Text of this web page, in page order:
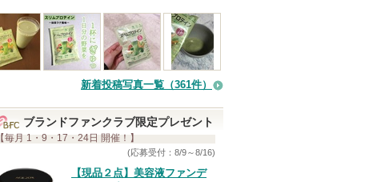
登
録
さ
れ
て
い
ま
新着投稿写真一覧（361件）
ブランドファンクラブ限定プレゼント
【毎月 1・9・17・24日 開催！】
(応募受付：8/9～8/16)
【現品２点】美容液ファンデ